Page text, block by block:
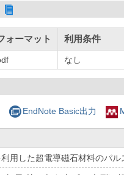
ォーマット 利用条件
なし
EndNote Basic出力
用した超電導磁石材料のパル